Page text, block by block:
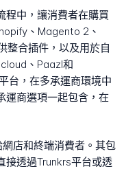
程中，讓消費者在購買
、Magento 2、
合插件，以及用於自
、Paazl和
台，在多承運商環境中
運商選項一起包含，在
店和終端消費者。其包
接透過Trunkrs平台或透